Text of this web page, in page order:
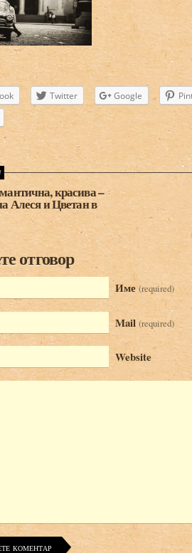
Twitter Google
красива –
Алеся и Цветан в
отговор
Име (required)
Mail (required)
Website